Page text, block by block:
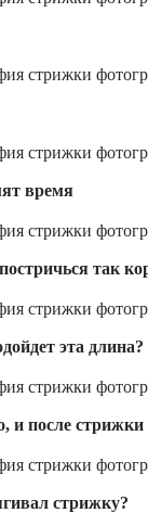
время
так
эта длина?
и после
стрижку?